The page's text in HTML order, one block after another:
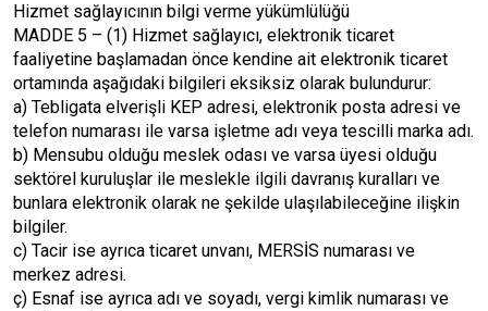
Hizmet sağlayıcının bilgi verme yükümlülüğü
MADDE 5 – (1) Hizmet sağlayıcı, elektronik ticaret
faaliyetine başlamadan önce kendine ait elektronik ticaret
ortamında aşağıdaki bilgileri eksiksiz olarak bulundurur:
a) Tebligata elverişli KEP adresi, elektronik posta adresi ve
telefon numarası ile varsa işletme adı veya tescilli marka adı.
b) Mensubu olduğu meslek odası ve varsa üyesi olduğu
sektörel kuruluşlar ile meslekle ilgili davranış kuralları ve
bunlara elektronik olarak ne şekilde ulaşılabileceğine ilişkin
bilgiler.
c) Tacir ise ayrıca ticaret unvanı, MERSİS numarası ve
merkez adresi.
ç) Esnaf ise ayrıca adı ve soyadı, vergi kimlik numarası ve